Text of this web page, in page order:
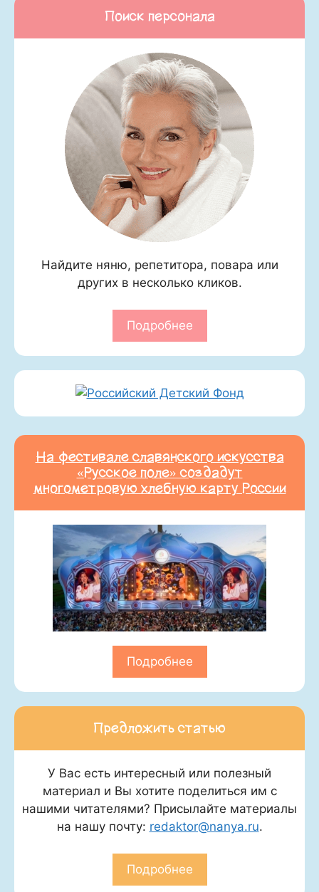
Поиск персонала
Найдите няню, репетитора, повара или
других в несколько кликов.
Подробнее
На фестивале славянского искусства
«Русское поле» создадут
многометровую хлебную карту России
Подробнее
Предложить статью
У Вас есть интересный или полезный
материал и Вы хотите поделиться им с
нашими читателями? Присылайте материалы
на нашу почту: redaktor@nanya.ru.
Подробнее